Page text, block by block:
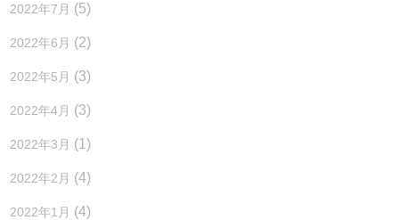
2022年7月 (5)
2022年6月 (2)
2022年5月 (3)
2022年4月 (3)
2022年3月 (1)
2022年2月 (4)
2022年1月 (4)